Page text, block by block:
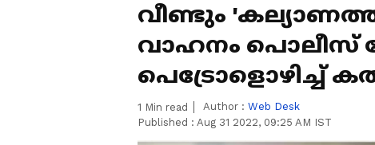
വീണ്ടും
വാഹനം പൊലീസ്
പെട്രോളൊഴിച്ച്
1 Min read Author : Web Desk
Published : Aug 31 2022, 09:25 AM IST